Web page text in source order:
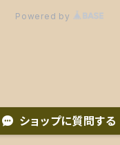
ショップに質問する
Powered by